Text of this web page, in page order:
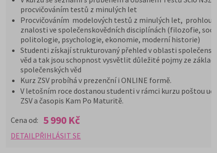
procvičováním testů z minulých let
Procvičováním modelových testů z minulých let,
znalosti ve společenskovědních disciplínách (filozofie,
politologie, psychologie, ekonomie, moderní historie)
Studenti získají strukturovaný přehled v oblasti
věd a tak jsou schopnost vysvětlit důležité pojmy ze
společenských věd
Kurz ZSV probíhá v prezenční i ONLINE formě.
V letošním roce dostanou studenti v rámci kurzu poštou
ZSV a časopis Kam Po Maturitě.
Cena od: 5 990 Kč
DETAIL PŘIHLÁSIT SE